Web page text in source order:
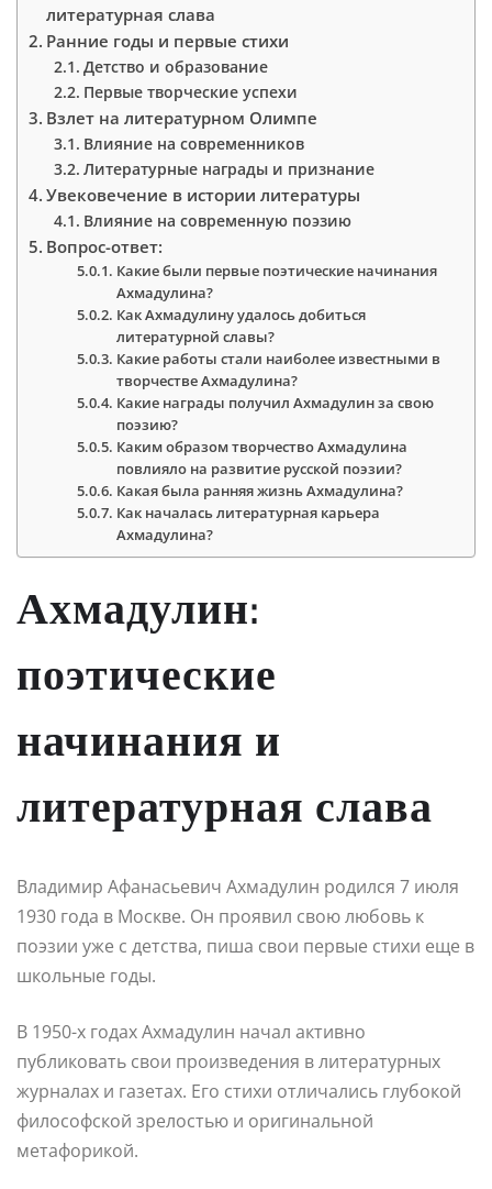
литературная слава
Ранние годы и первые стихи
Детство и образование
Первые творческие успехи
Взлет на литературном Олимпе
Влияние на современников
Литературные награды и признание
Увековечение в истории литературы
Влияние на современную поэзию
Вопрос-ответ:
Какие были первые поэтические начинания
Ахмадулина?
Как Ахмадулину удалось добиться
литературной славы?
Какие работы стали наиболее известными в
творчестве Ахмадулина?
Какие награды получил Ахмадулин за свою
поэзию?
Каким образом творчество Ахмадулина
повлияло на развитие русской поэзии?
Какая была ранняя жизнь Ахмадулина?
Как началась литературная карьера
Ахмадулина?
Ахмадулин:
поэтические
начинания и
литературная слава
Владимир Афанасьевич Ахмадулин родился 7 июля
1930 года в Москве. Он проявил свою любовь к
поэзии уже с детства, пиша свои первые стихи еще в
школьные годы.
В 1950-х годах Ахмадулин начал активно
публиковать свои произведения в литературных
журналах и газетах. Его стихи отличались глубокой
философской зрелостью и оригинальной
метафорикой.